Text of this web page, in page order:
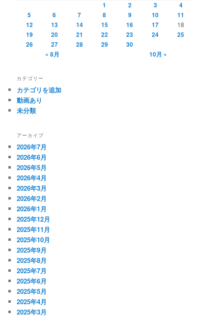
1
2 3
4
5
6 7 8 9 10
11
12
13 14 15 16 17 18
19 20 21 22 23 24
25
26
27 28 29
30
« 8月
10月 »
カテゴリー
カテゴリを追加
動画あり
未分類
アーカイブ
2026年7月
2026年6月
2026年5月
2026年4月
2026年3月
2026年2月
2026年1月
2025年12月
2025年11月
2025年10月
2025年9月
2025年8月
2025年7月
2025年6月
2025年5月
2025年4月
2025年3月